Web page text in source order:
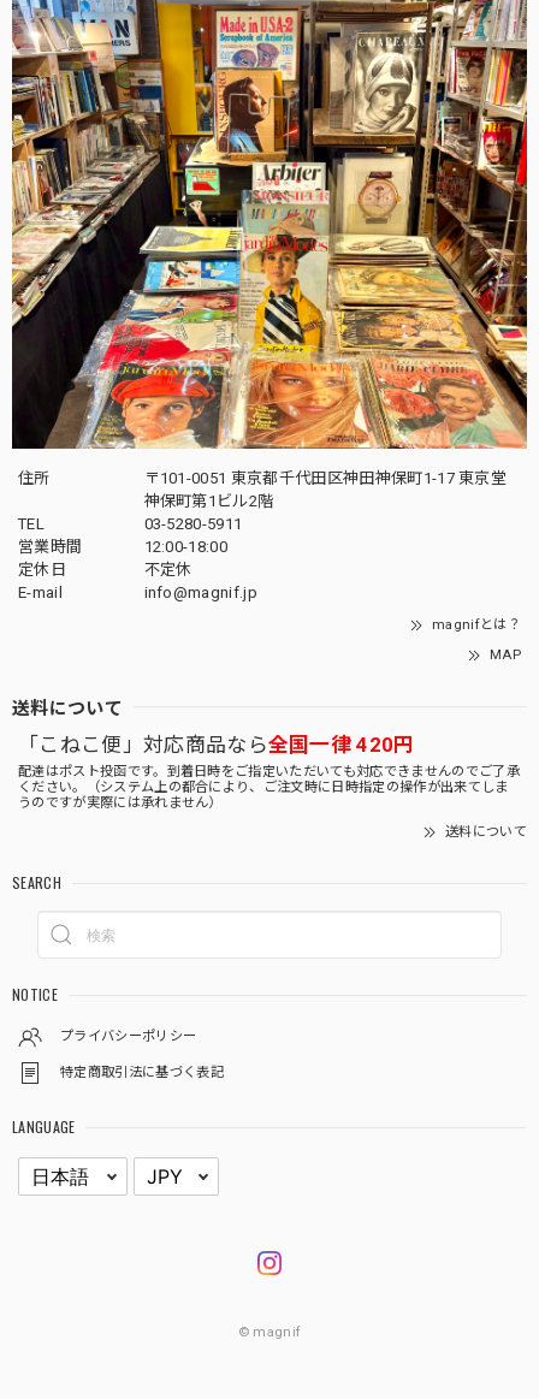
住所
〒101-0051 東京都千代田区神田神保町1-17 東京堂
神保町第1ビル2階
TEL
03-5280-5911
営業時間
12:00-18:00
定休日
不定休
E-mail
info@magnif.jp
magnifとは？
MAP
送料について
「こねこ便」対応商品なら全国一律 420円
配達はポスト投函です。到着日時をご指定いただいても対応できませんのでご了承
ください。（システム上の都合により、ご注文時に日時指定の操作が出来てしま
うのですが実際には承れません）
送料について
SEARCH
NOTICE
プライバシーポリシー
特定商取引法に基づく表記
LANGUAGE
© magnif